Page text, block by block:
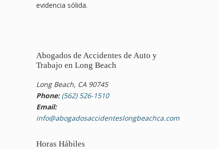
evidencia sólida.
Abogados de Accidentes de Auto y
Trabajo en Long Beach
Long Beach, CA 90745
Phone: (562) 526-1510
Email:
info@abogadosaccidenteslongbeachca.com
Horas Hábiles